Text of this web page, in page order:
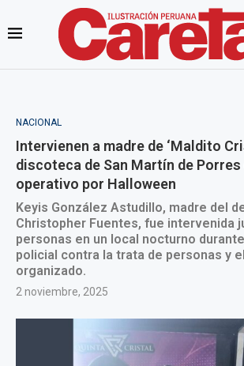
NACIONAL
Intervienen a madre de ‘Maldito
discoteca de San Martín de
operativo por Halloween
Keyis González Astudillo, madre del
Christopher Fuentes, fue intervenida
personas en un local nocturno
policial contra la trata de personas y
organizado.
2 noviembre, 2025